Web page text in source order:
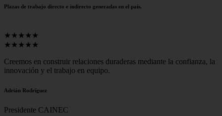
Plazas de trabajo directo e indirecto generadas en el país.
★★★★★
★★★★★
Creemos en construir relaciones duraderas mediante la confianza, la
innovación y el trabajo en equipo.
Adrián Rodríguez
Presidente CAINEC